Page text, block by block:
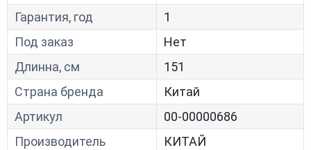
Гарантия, год
1
Под заказ
Нет
Длинна, см
151
Страна бренда
Китай
Артикул
00-00000686
Производитель
КИТАЙ